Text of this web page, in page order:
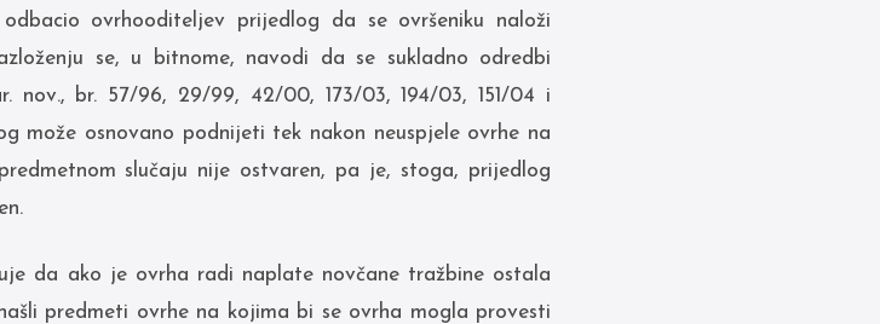
ovrhooditeljev prijedlog da se ovršeniku naloži
se, u bitnome, navodi da se sukladno odredbi
nov., br. 57/96, 29/99, 42/00, 173/03, 194/03, 151/04 i
može osnovano podnijeti tek nakon neuspjele ovrhe na
slučaju nije ostvaren, pa je, stoga, prijedlog
da ako je ovrha radi naplate novčane tražbine ostala
predmeti ovrhe na kojima bi se ovrha mogla provesti